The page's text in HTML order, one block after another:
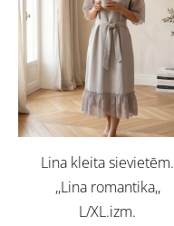
Lina kleita sievietēm.
,,Lina romantika,,
L/XL.izm.